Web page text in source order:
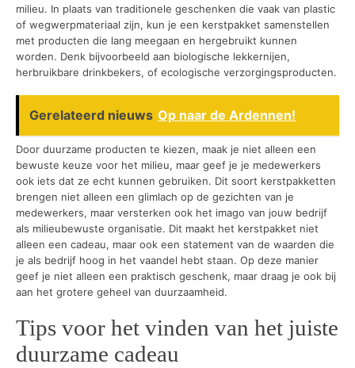
milieu. In plaats van traditionele geschenken die vaak van plastic
of wegwerpmateriaal zijn, kun je een kerstpakket samenstellen
met producten die lang meegaan en hergebruikt kunnen
worden. Denk bijvoorbeeld aan biologische lekkernijen,
herbruikbare drinkbekers, of ecologische verzorgingsproducten.
Gerelateerd nieuws Op naar de Ardennen!
Door duurzame producten te kiezen, maak je niet alleen een
bewuste keuze voor het milieu, maar geef je je medewerkers
ook iets dat ze echt kunnen gebruiken. Dit soort kerstpakketten
brengen niet alleen een glimlach op de gezichten van je
medewerkers, maar versterken ook het imago van jouw bedrijf
als milieubewuste organisatie. Dit maakt het kerstpakket niet
alleen een cadeau, maar ook een statement van de waarden die
je als bedrijf hoog in het vaandel hebt staan. Op deze manier
geef je niet alleen een praktisch geschenk, maar draag je ook bij
aan het grotere geheel van duurzaamheid.
Tips voor het vinden van het juiste
duurzame cadeau